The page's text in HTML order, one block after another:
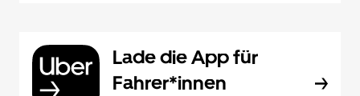
Lade die App für
Fahrer*innen